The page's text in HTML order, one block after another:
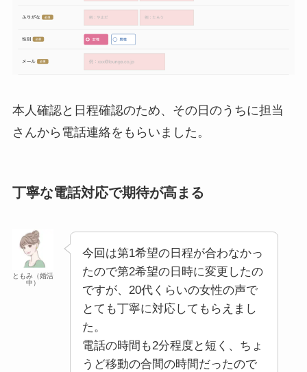
本人確認と日程確認のため、その日のうちに担当
さんから電話連絡をもらいました。
丁寧な電話対応で期待が高まる
ともみ（婚活
中）
今回は第1希望の日程が合わなかっ
たので第2希望の日時に変更したの
ですが、20代くらいの女性の声で
とても丁寧に対応してもらえまし
た。
電話の時間も2分程度と短く、ちょ
うど移動の合間の時間だったので